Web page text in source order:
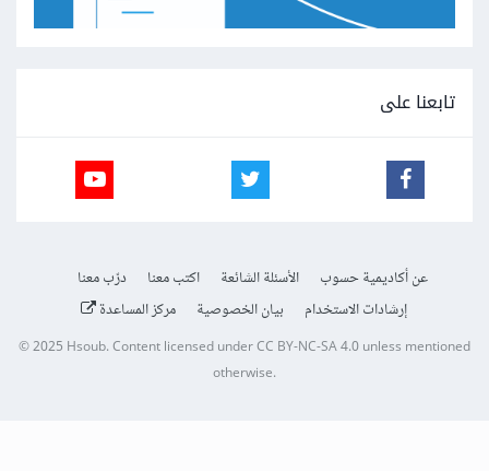
تابعنا على
عن أكاديمية حسوب الأسئلة الشائعة اكتب معنا
درّب معنا
إرشادات الاستخدام
بيان الخصوصية مركز المساعدة
© 2025 Hsoub.Content licensed underCC BY-NC-SA 4.0unless mentioned
otherwise.